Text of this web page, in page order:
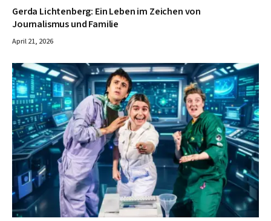
Gerda Lichtenberg: Ein Leben im Zeichen von
Journalismus und Familie
April 21, 2026